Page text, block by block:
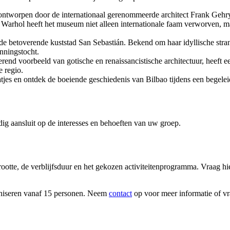
door de internationaal gerenommeerde architect Frank
heeft het museum niet alleen internationale faam verworven,
betoverende kuststad San Sebastián. Bekend om haar idyllische
voorbeeld van gotische en renaissancistische architectuur,
regio.
en ontdek de boeiende geschiedenis van Bilbao tijdens een
aansluit op de interesses en behoeften van uw groep.
de verblijfsduur en het gekozen activiteitenprogramma. Vraag
vanaf 15 personen. Neem contact op voor meer informatie of